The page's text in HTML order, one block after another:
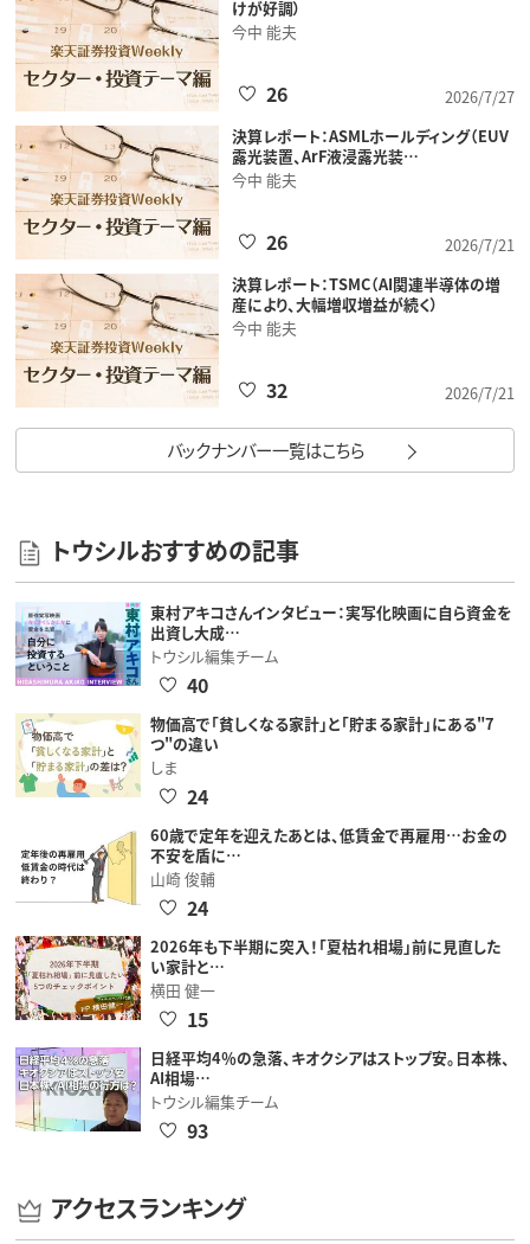
けが好調）
今中 能夫
2026/7/27
26
決算レポート：ASMLホールディング（EUV
露光装置、ArF液浸露光装…
今中 能夫
2026/7/21
26
決算レポート：TSMC（AI関連半導体の増
産により、大幅増収増益が続く）
今中 能夫
2026/7/21
32
バックナンバー一覧はこちら
トウシルおすすめの記事
東村アキコさんインタビュー：実写化映画に自ら資金を
出資し大成…
トウシル編集チーム
40
物価高で「貧しくなる家計」と「貯まる家計」にある"7
つ"の違い
しま
24
60歳で定年を迎えたあとは、低賃金で再雇用…お金の
不安を盾に…
山崎 俊輔
24
2026年も下半期に突入！「夏枯れ相場」前に見直した
い家計と…
横田 健一
15
日経平均4％の急落、キオクシアはストップ安。日本株、
AI相場…
トウシル編集チーム
93
アクセスランキング